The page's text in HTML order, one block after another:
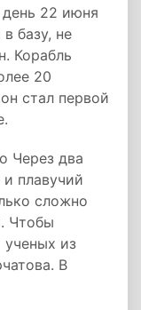
день 22 июня
базу, не
Корабль
20
стал первой
Через два
плавучий
сложно
Чтобы
ученых из
В